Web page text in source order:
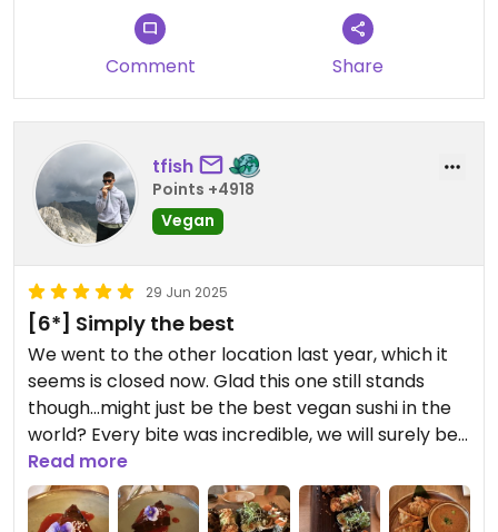
Comment Share
tfish
Points +4918
Vegan
29 Jun 2025
[6*] Simply the best
We went to the other location last year, which it
seems is closed now. Glad this one still stands
though…might just be the best vegan sushi in the
world? Every bite was incredible, we will surely be
back
Read more